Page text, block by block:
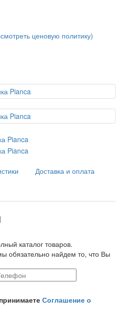
ценовую политику)
Доставка и оплата
каталог товаров.
обязательно найдем то, что Вы
Соглашение о